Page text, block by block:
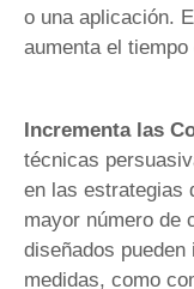
o una aplicación.
aumenta el
Incrementa las
técnicas
en las estrategias
mayor número de
diseñados
medidas, como